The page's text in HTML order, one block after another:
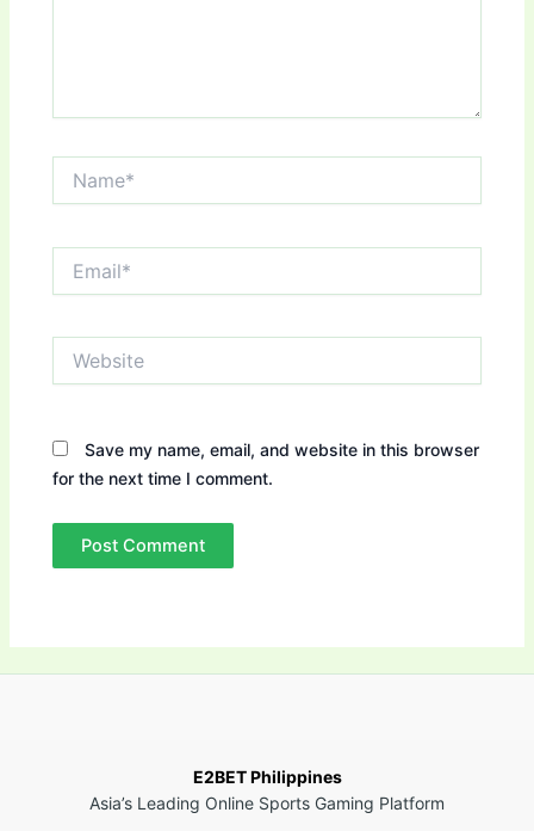
Save my name, email, and website in this browser
for the next time I comment.
E2BET Philippines
Asia’s Leading Online Sports Gaming Platform